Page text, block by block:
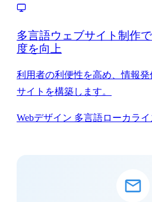
多言語ウェブサイト制作
度を向上
利用者の利便性を高め、情報
サイトを構築します。
Webデザイン 多言語ローカライ